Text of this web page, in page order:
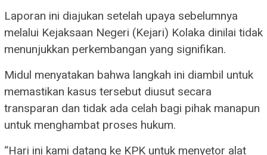
Laporan ini diajukan setelah upaya sebelumnya
melalui Kejaksaan Negeri (Kejari) Kolaka dinilai tidak
menunjukkan perkembangan yang signifikan.
Midul menyatakan bahwa langkah ini diambil untuk
memastikan kasus tersebut diusut secara
transparan dan tidak ada celah bagi pihak manapun
untuk menghambat proses hukum.
“Hari ini kami datang ke KPK untuk menyetor alat